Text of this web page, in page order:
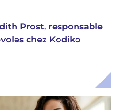
Prost, responsable
chez Kodiko